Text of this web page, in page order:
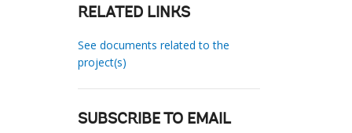
RELATED LINKS
See documents related to the
project(s)
SUBSCRIBE TO EMAIL